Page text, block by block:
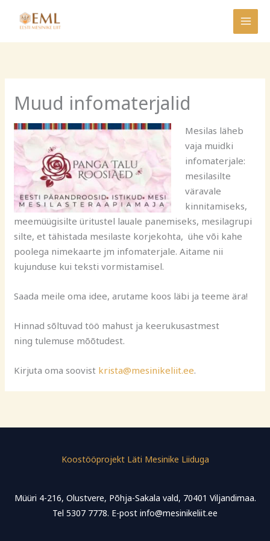
Muud infomaterjalid
Mesilas läheb
vaja muidki
infomaterjale:
mesilasilte
väravale
kinnitamiseks,
meemüügisilte üritustel lauale panemiseks, mesilagrupi
silte, et tähistada mesilaste korjekohta, ühe või kahe
poolega nimekaarte jm infomaterjale. Aitame nii
kujunduse kui teksti vormistamisel.
Saada meile oma idee, arutame koos läbi ja teeme ära!
Hinnad sõltuvad töö mahust ja keerukusastmest
ning tulemuse mõõtudest.
Kirjuta oma soovist krista@mesinikeliit.ee.
Koostööprojekt Läti Mesinike Liiduga
Müüri 4-216, Olustvere, Põhja-Sakala vald, 70401 Viljandimaa.
Tel 5307 7778. E-post info@mesinikeliit.ee